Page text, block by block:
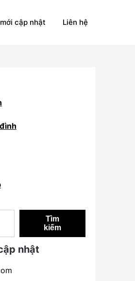
cập nhật Liên hệ
Tìm
kiếm
nhật